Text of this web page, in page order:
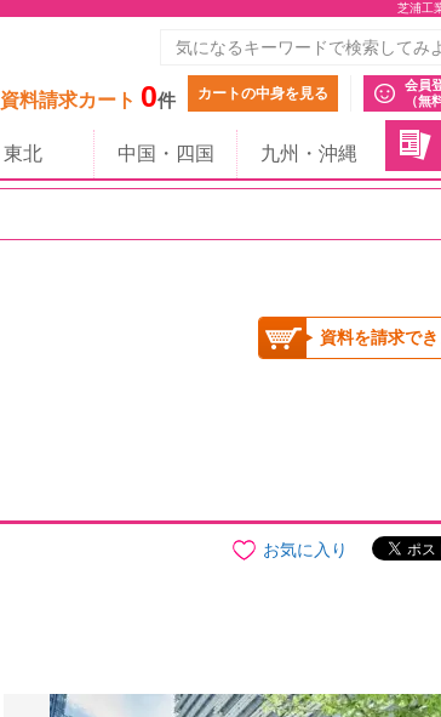
芝浦工
資料請求カート 0件 カートの中身を見る
会員
（無
東北 中国・四国 九州・沖縄
資料を請求で
お気に入り